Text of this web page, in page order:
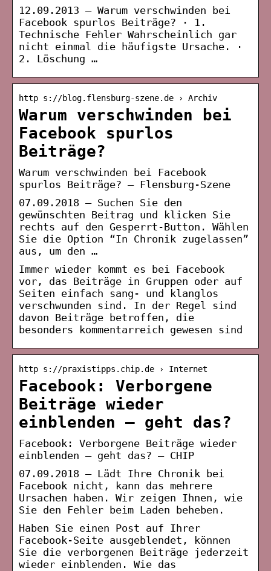
12.09.2013 — Warum verschwinden bei
Facebook spurlos Beiträge? · 1.
Technische Fehler Wahrscheinlich gar
nicht einmal die häufigste Ursache. ·
2. Löschung …
http s://blog.flensburg-szene.de › Archiv
Warum verschwinden bei
Facebook spurlos
Beiträge?
Warum verschwinden bei Facebook
spurlos Beiträge? – Flensburg-Szene
07.09.2018 — Suchen Sie den
gewünschten Beitrag und klicken Sie
rechts auf den Gesperrt-Button. Wählen
Sie die Option “In Chronik zugelassen”
aus, um den …
Immer wieder kommt es bei Facebook
vor, das Beiträge in Gruppen oder auf
Seiten einfach sang- und klanglos
verschwunden sind. In der Regel sind
davon Beiträge betroffen, die
besonders kommentarreich gewesen sind
http s://praxistipps.chip.de › Internet
Facebook: Verborgene
Beiträge wieder
einblenden – geht das?
Facebook: Verborgene Beiträge wieder
einblenden – geht das? – CHIP
07.09.2018 — Lädt Ihre Chronik bei
Facebook nicht, kann das mehrere
Ursachen haben. Wir zeigen Ihnen, wie
Sie den Fehler beim Laden beheben.
Haben Sie einen Post auf Ihrer
Facebook-Seite ausgeblendet, können
Sie die verborgenen Beiträge jederzeit
wieder einblenden. Wie das